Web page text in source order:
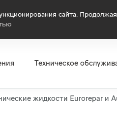
сайта.
Техническое
жидкости Eurorepar и